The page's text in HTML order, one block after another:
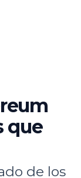
que
de los